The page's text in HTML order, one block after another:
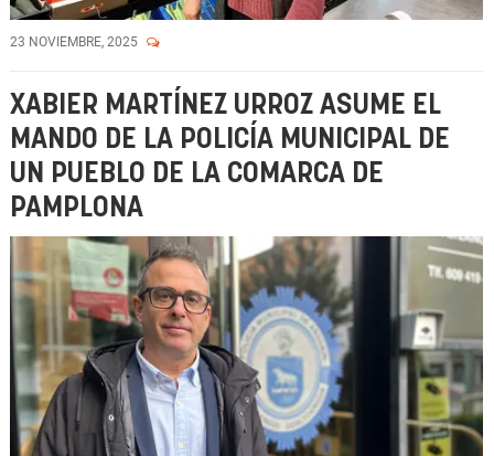
23 NOVIEMBRE, 2025
XABIER MARTÍNEZ URROZ ASUME EL
MANDO DE LA POLICÍA MUNICIPAL DE
UN PUEBLO DE LA COMARCA DE
PAMPLONA